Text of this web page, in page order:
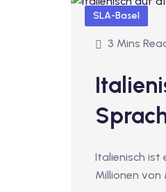
SLA-Basel
3 Mins
Italienisch ist
Millionen von